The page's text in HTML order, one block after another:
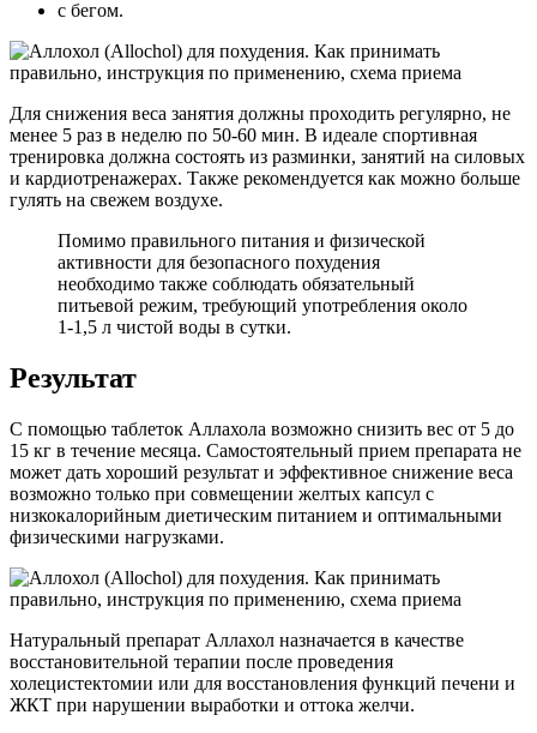
с бегом.
Для снижения веса занятия должны проходить регулярно, не
менее 5 раз в неделю по 50-60 мин. В идеале спортивная
тренировка должна состоять из разминки, занятий на силовых
и кардиотренажерах. Также рекомендуется как можно больше
гулять на свежем воздухе.
Помимо правильного питания и физической
активности для безопасного похудения
необходимо также соблюдать обязательный
питьевой режим, требующий употребления около
1-1,5 л чистой воды в сутки.
Результат
С помощью таблеток Аллахола возможно снизить вес от 5 до
15 кг в течение месяца. Самостоятельный прием препарата не
может дать хороший результат и эффективное снижение веса
возможно только при совмещении желтых капсул с
низкокалорийным диетическим питанием и оптимальными
физическими нагрузками.
Натуральный препарат Аллахол назначается в качестве
восстановительной терапии после проведения
холецистектомии или для восстановления функций печени и
ЖКТ при нарушении выработки и оттока желчи.